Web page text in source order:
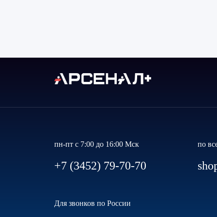
пн-пт с 7:00 до 16:00 Мск
+7 (3452) 79-70-70
по
Для звонков по России